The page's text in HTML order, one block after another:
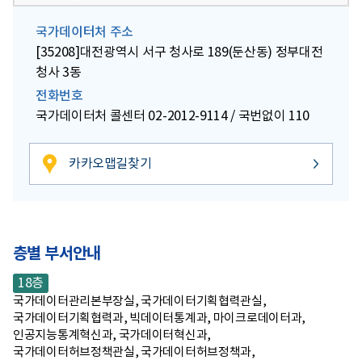
국가데이터처 주소
[35208]대전광역시 서구 청사로 189(둔산동) 정부대전
청사 3동
전화번호
국가데이터처 콜센터 02-2012-9114 / 국번없이 110
카카오맵길찾기
층별 부서안내
18층
국가데이터관리본부장실, 국가데이터기획협력관실,
국가데이터기획협력과, 빅데이터통계과, 마이크로데이터과,
인공지능통계혁신과, 국가데이터혁신과,
국가데이터허브정책관실, 국가데이터허브정책과,